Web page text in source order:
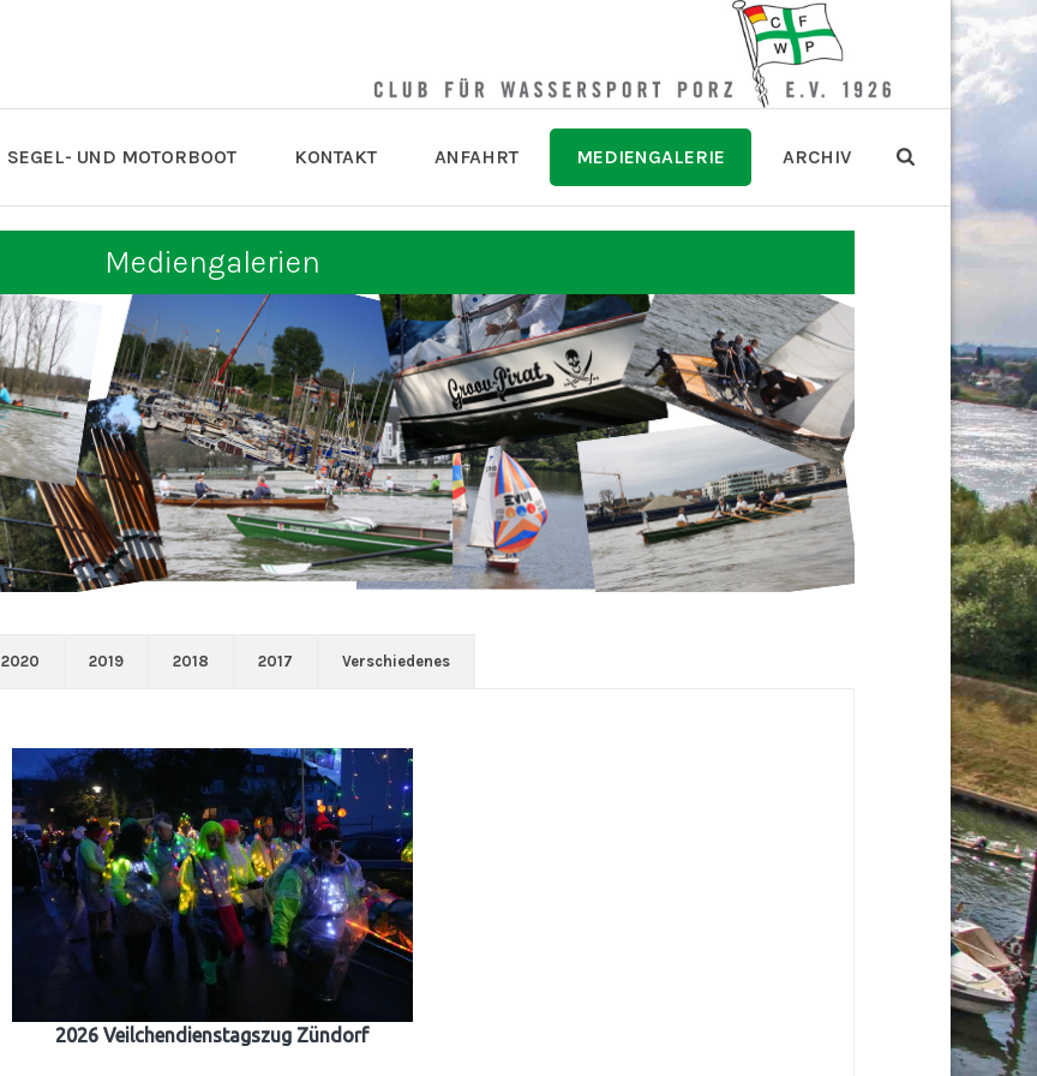
SEGEL- UND MOTORBOOT KONTAKT ANFAHRT MEDIENGALERIE ARCHIV
Mediengalerien
2020 2019 2018 2017 Verschiedenes
2026 Veilchendienstagszug Zündorf